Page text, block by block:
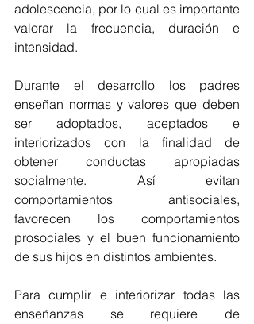
adolescencia, por lo cual es importante
valorar la frecuencia, duración e
intensidad.
Durante el desarrollo los padres
enseñan normas y valores que deben
ser adoptados, aceptados e
interiorizados con la finalidad de
obtener conductas apropiadas
socialmente. Así evitan
comportamientos antisociales,
favorecen los comportamientos
prosociales y el buen funcionamiento
de sus hijos en distintos ambientes.
Para cumplir e interiorizar todas las
enseñanzas se requiere de